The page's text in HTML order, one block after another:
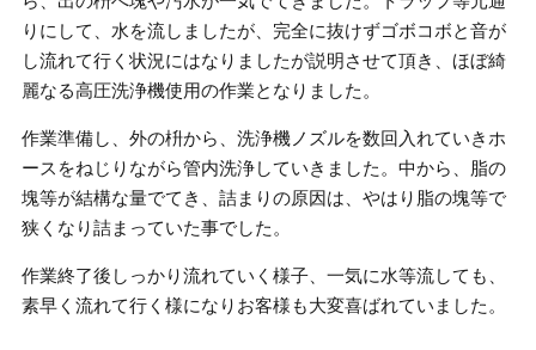
りにして、水を流しましたが、完全に抜けずゴボコボと音が
し流れて行く状況にはなりましたが説明させて頂き、ほぼ綺
麗なる高圧洗浄機使用の作業となりました。
作業準備し、外の枡から、洗浄機ノズルを数回入れていきホ
ースをねじりながら管内洗浄していきました。中から、脂の
塊等が結構な量でてき、詰まりの原因は、やはり脂の塊等で
狭くなり詰まっていた事でした。
作業終了後しっかり流れていく様子、一気に水等流しても、
素早く流れて行く様になりお客様も大変喜ばれていました。